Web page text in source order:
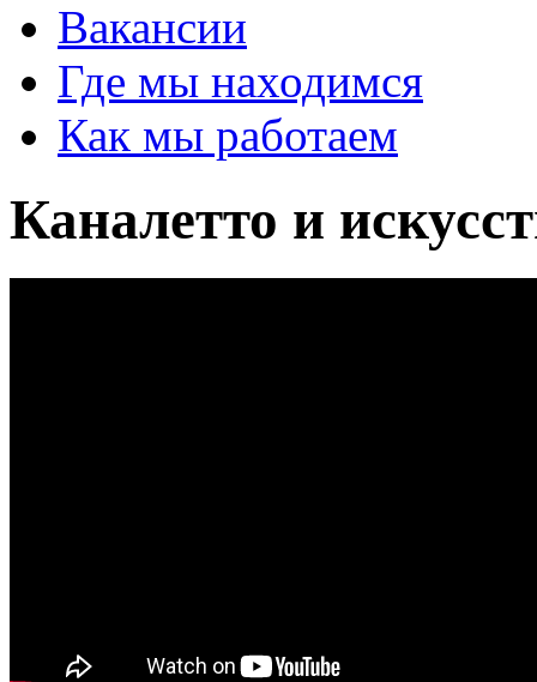
Вакансии
Где мы находимся
Как мы работаем
Каналетто и